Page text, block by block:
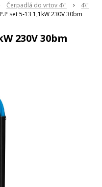
Čerpadlá do vrtov 4\"
4\"
set 5-13 1,1kW 230V 30bm
230V 30bm